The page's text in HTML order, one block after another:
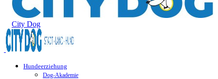
City Dog
Hundeerziehung
Dog-Akademie